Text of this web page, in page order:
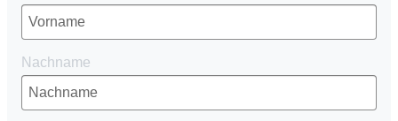
Nachname